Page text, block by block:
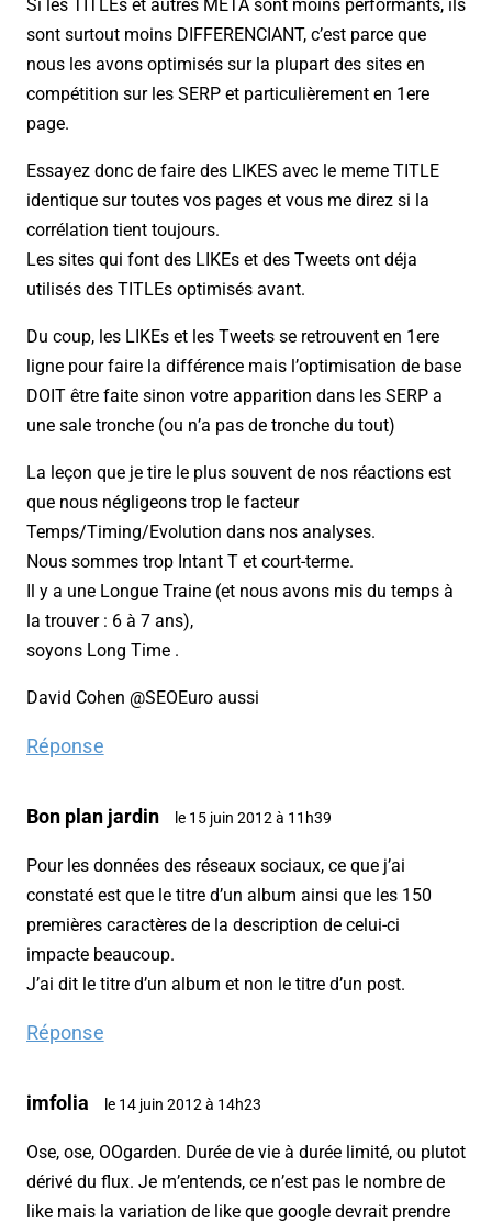
Si les TITLEs et autres META sont moins performants, ils
sont surtout moins DIFFERENCIANT, c’est parce que
nous les avons optimisés sur la plupart des sites en
compétition sur les SERP et particulièrement en 1ere
page.
Essayez donc de faire des LIKES avec le meme TITLE
identique sur toutes vos pages et vous me direz si la
corrélation tient toujours.
Les sites qui font des LIKEs et des Tweets ont déja
utilisés des TITLEs optimisés avant.
Du coup, les LIKEs et les Tweets se retrouvent en 1ere
ligne pour faire la différence mais l’optimisation de base
DOIT être faite sinon votre apparition dans les SERP a
une sale tronche (ou n’a pas de tronche du tout)
La leçon que je tire le plus souvent de nos réactions est
que nous négligeons trop le facteur
Temps/Timing/Evolution dans nos analyses.
Nous sommes trop Intant T et court-terme.
Il y a une Longue Traine (et nous avons mis du temps à
la trouver : 6 à 7 ans),
soyons Long Time .
David Cohen @SEOEuro aussi
Réponse
Bon plan jardin le 15 juin 2012 à 11h39
Pour les données des réseaux sociaux, ce que j’ai
constaté est que le titre d’un album ainsi que les 150
premières caractères de la description de celui-ci
impacte beaucoup.
J’ai dit le titre d’un album et non le titre d’un post.
Réponse
imfolia le 14 juin 2012 à 14h23
Ose, ose, OOgarden. Durée de vie à durée limité, ou plutot
dérivé du flux. Je m’entends, ce n’est pas le nombre de
like mais la variation de like que google devrait prendre